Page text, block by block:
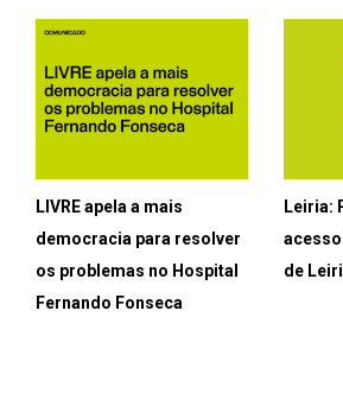
LIVRE apela a mais
democracia para resolver
os problemas no Hospital
Fernando Fonseca
Leiria:
de